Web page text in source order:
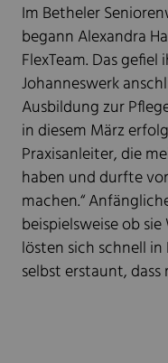
Im Betheler
begann Alexandra
FlexTeam. Das
Johanneswerk
Ausbildung zur
in diesem März
Praxisanleiter, die
haben und durfte
machen.“
beispielsweise ob
lösten sich schnell
selbst erstaunt,